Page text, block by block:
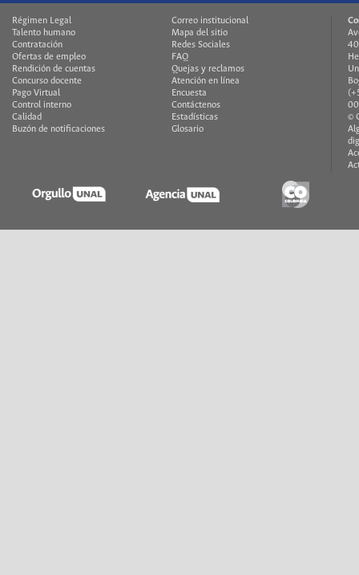
Régimen Legal
Talento humano
Contratación
Ofertas de empleo
Rendición de cuentas
Concurso docente
Pago Virtual
Control interno
Calidad
Buzón de notificaciones
Correo institucional
Mapa del sitio
Redes Sociales
FAQ
Quejas y reclamos
Atención en línea
Encuesta
Contáctenos
Estadísticas
Glosario
©